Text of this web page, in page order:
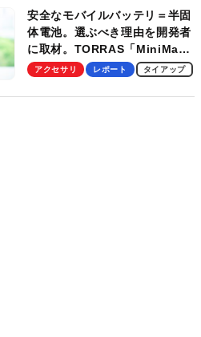
安全なモバイルバッテリ＝半固
体電池。選ぶべき理由を開発者
に取材。TORRAS「MiniMag
Pro」の実機レビューも
アクセサリ レポート タイアップ